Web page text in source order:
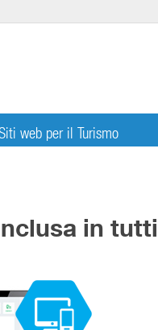
web per il Turismo
in